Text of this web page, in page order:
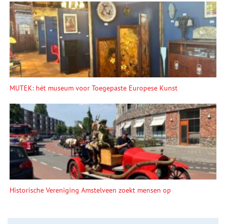
MUTEK: hét museum voor Toegepaste Europese Kunst
Historische Vereniging Amstelveen zoekt mensen op